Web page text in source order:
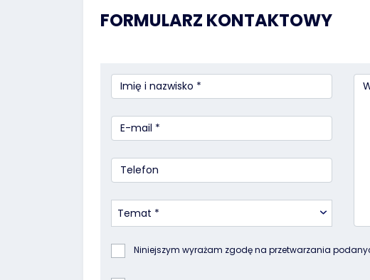
FORMULARZ KONTAKTOWY
Temat *
Niniejszym wyrażam zgodę na przetwarzania
Poleasingowe.pl Sp. z o.o. z siedzibą w Komornikach,